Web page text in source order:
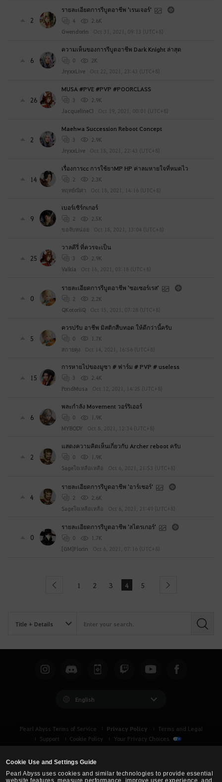
Cookie Use and Settings Guide
Pearl Abyss uses cookies and similar technologies to provide essential
2
รายละเอียดการรีบูตอาชีพ 'เรนเจอร์'
4
2.6K
Gwendorin
Oct 31, 2021, 09:13 (UTC+8)
6
ความเห็นของการรีบูตอาชีพ Dark Knight ล่าสุด
0
2K
JryxxLive
Oct 22, 2021, 23:43 (UTC+8)
26
MUSA #PVE #PVP #POORCLASS
3
2.9K
JacquelineCl
Oct 19, 2021, 00:01 (UTC+8)
2
Maehwa Succession Reboot Concept
3
2.9K
JryxxLive
Oct 18, 2021, 22:43 (UTC+8)
14
เรื่องการcc การใช้ยาMP HP ค่าลมหายใจที่หมดไว
2
2.3K
หฤทย์ณิศา
Oct 18, 2021, 14:16 (UTC+8)
9
เบอร์เซิร์กเกอร์
2
2.5K
ขอจับหน่อย
Oct 18, 2021, 13:04 (UTC+8)
25
วาลคีรี่ ที่ควรจะเป็น
3
2.9K
Valkia
Oct 16, 2021, 03:18 (UTC+8)
0
รายละเอียดการรีบูตอาชีพ 'ซอเซอร์เรส'
2
2.2K
QKotoriiQ
Oct 15, 2021, 07:28 (UTC+8)
5
ควรปรับ อาชีพ มิสติกสืบทอด ให้ดีกว่านี้ครับ
0
1.7K
สกายคุง
Oct 14, 2021, 16:56 (UTC+8)
15
การหายไปของมูซา # ฟาร์ม # PVP # useless
3
2.4K
PondMusa
Oct 12, 2021, 14:25 (UTC+8)
6
พละกำลัง Movement วอร์ริเออร์
0
1.9K
MYBODY
Oct 8, 2021, 12:34 (UTC+8)
2
แสดงความคิดเห็นเกี่ยวกับ Archer reboot ครับ
0
1.9K
Sageใจเหลือเหลือ
Oct 6, 2021, 21:53 (UTC+8)
4
รายละเอียดการรีบูตอาชีพ 'อาร์เชอร์'
2
2.6K
Sageใจเหลือเหลือ
Oct 6, 2021, 21:49 (UTC+8)
0
รายละเอียดการรีบูตอาชีพ 'สไตรเกอร์'
0
1.7K
[GM]Florin
Oct 6, 2021, 07:16 (UTC+8)
Previous 1 2 3 4 5 Next
S
a
English
Pearl Abyss Terms of Service Privacy Policy
Terms and Legal
Support
Cookie Policy Your Privacy Choices